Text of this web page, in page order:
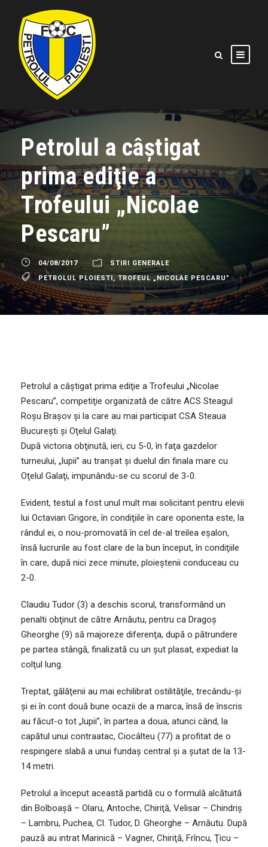
Petrolul a câştigat
prima ediţie a
Trofeului „Nicolae
Pescaru”
04/08/2017
STIRI GENERALE
PETROLUL PLOIESTI, TROFEUL „NICOLAE PESCARU”
Petrolul a câştigat prima ediţie a Trofeului „Nicolae
Pescaru”, competiţie organizată de către ACS Steagul
Roşu Braşov şi la care au mai participat CSA Steaua
Bucureşti şi Oţelul Galaţi.
După victoria obţinută, ieri, cu 5-0, în faţa gazdelor
turneului, „lupii” au tranşat şi duelul din finala mare cu
Oţelul Galaţi, impunându-se cu scorul de 3-0.
Evident, testul a fost unul mult mai solicitant pentru elevii
lui Octavian Grigore, în condiţiile în care oponenta este, la
rândul ei, o nou-promovată în cel de-al treilea eşalon,
însă lucrurile au fost clare de la bun început, în condiţiile
în care, după nici zece minute, ploieştenii conduceau cu
2-0.
Claudiu Tudor (3) a deschis scorul, transformând un
penalti obţinut de către Arnăutu, pentru ca Dragoş
Gheorghe (9) să majoreze diferenţa, după o pătrundere
pe partea stângă, finalizată cu un şut plasat, expediat la
colţul lung.
Treptat, gălăţenii au mai echilibrat ostilităţile, trecându-şi
şi ei în cont două bune ocazii de a marca, însă de înscris
au făcut-o tot „lupii”, în partea a doua, atunci când, la
capătul unui contraatac, Ciocâlteu (77) a profitat de o
respingere slabă a unui fundaş central şi a şutat de la 13-
14 metri.
Petrolul a început această partidă cu o formulă alcătuită
din Bolboaşă – Olaru, Antoche, Chiriţă, Velisar – Chindriş
– Lambru, Puchea, Cl. Tudor, D. Gheorghe – Arnăutu. După
pauză au intrat Marinică – Vagner, Chiriţă, Frîncu, Ţicu –